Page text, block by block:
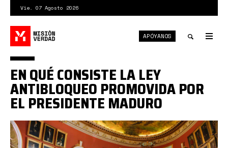
contenido
principal
Vie. 07 Agosto 2026
APÓYANOS
0_X8ROWzIcYMOYV08K.png
EN QUÉ CONSISTE LA LEY
ANTIBLOQUEO PROMOVIDA POR
EL PRESIDENTE MADURO